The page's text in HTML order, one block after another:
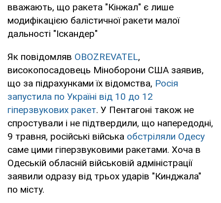
вважають, що ракета "Кінжал" є лише
модифікацією балістичної ракети малої
дальності "Іскандер"
Як повідомляв OBOZREVATEL,
високопосадовець Міноборони США заявив,
що за підрахунками їх відомства, Росія
запустила по Україні від 10 до 12
гіперзвукових ракет. У Пентагоні також не
спростували і не підтвердили, що напередодні,
9 травня, російські війська обстріляли Одесу
саме цими гіперзвуковими ракетами. Хоча в
Одеській обласній військовій адміністрації
заявили одразу від трьох ударів "Кинджала"
по місту.